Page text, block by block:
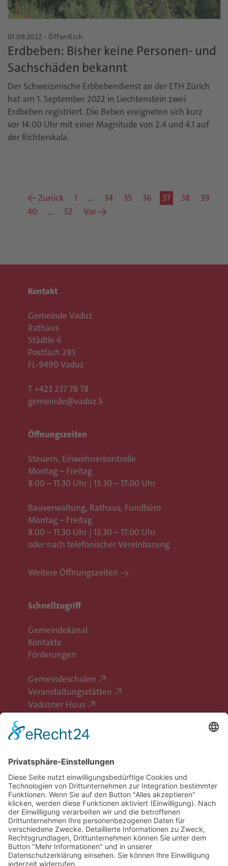
01.09.2022 - Öffentlich
Erdbeben: Bisher keine Personen- und
Sachschäden bekannt
Der Schweizerische Erbbebendienst an der ETH Zürich
hat am 1. September 2022 in Liechtenstein zwei
Erdbeben registriert. Die Beben ereigneten sich kurz
vor 14:00 Uhr mit einer Magnitude von 2.4 und 4.1 auf
der Richterskala.
← Zurück 1 … 34 35 36 37 38
39
40
… 52 Vor →
Kontakt
Gemeinde Vaduz
Rathaus
Städtle 6
Postfach 283
FL-9490 Vaduz
T +423 237 78 78
gemeinde@vaduz.li
Öffnungszeiten
Steuern, Einwohnerkontrolle
Montag – Freitag
8.00 – 11.30 Uhr | 13.30 – 17.00 Uhr
Bauverwaltung, Rathaus, Fundbüro
Montag – Freitag
8.00 – 11.30 Uhr | 13.30 – 17.00 Uhr
oder nach telefonischer Vereinbarung
Weitere Öffnungszeiten
Schnellzugriff
Gemeindekanal
Kontakte
Förderungen
Gemeindeschulen
Veranstaltungsstätten
Vadozner Huus